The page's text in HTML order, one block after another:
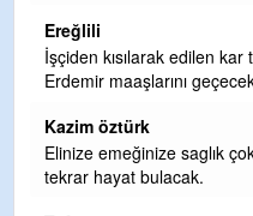
Ereğlili
İşçiden kısılarak edilen kar
Erdemir maaşlarını
Kazim öztürk
Elinize emeğinize saglık
tekrar hayat bulacak.